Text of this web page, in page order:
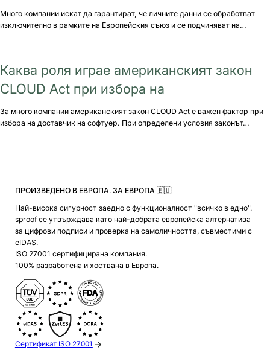
Много компании искат да гарантират, че личните данни се обработват
изключително в рамките на Европейския съюз и се подчиняват на…
Каква роля играе американският закон
CLOUD Act при избора на
За много компании американският закон CLOUD Act е важен фактор при
избора на доставчик на софтуер. При определени условия законът…
ПРОИЗВЕДЕНО В ЕВРОПА. ЗА ЕВРОПА 🇪🇺
Най-висока сигурност заедно с функционалност "всичко в едно".
sproof се утвърждава като най-добрата европейска алтернатива
за цифрови подписи и проверка на самоличността, съвместими с
eIDAS.
ISO 27001 сертифицирана компания.
100% разработена и хоствана в Европа.
Сертификат ISO 27001